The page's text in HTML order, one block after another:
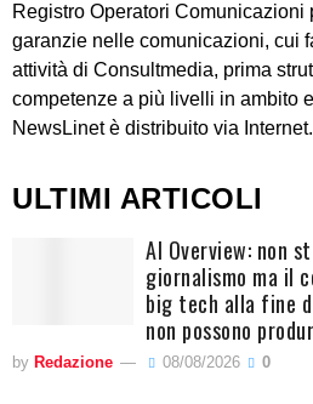
Registro Operatori Comunicazioni
garanzie nelle comunicazioni, cui
attività di Consultmedia, prima
competenze a più livelli in ambito
NewsLinet è distribuito via Internet.
ULTIMI ARTICOLI
AI Overview: non
giornalismo ma il
big tech alla fine
non possono
by Redazione 08/08/2026 0